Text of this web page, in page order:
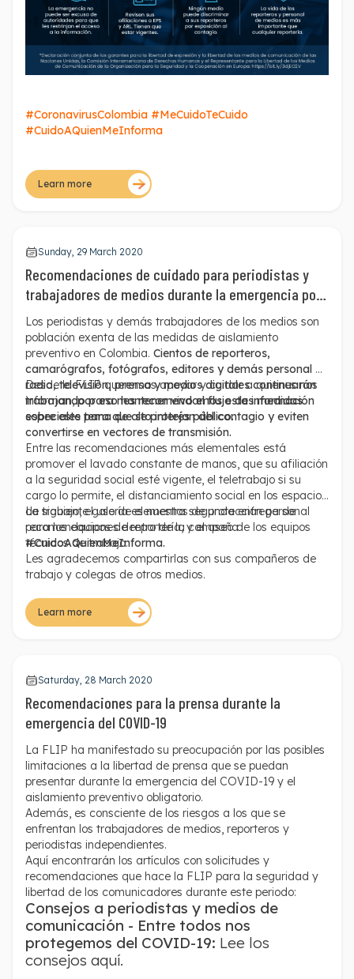
#CoronavirusColombia #MeCuidoTeCuido
#CuidoAQuienMeInforma
Learn more
Sunday, 29 March 2020
Recomendaciones de cuidado para periodistas y
trabajadores de medios durante la emergencia por
COVID-19 - segunda entrega
Los periodistas y demás trabajadores de los medios son
población exenta de las medidas de aislamiento
preventivo en Colombia. Cientos de reporteros,
camarógrafos, fotógrafos, editores y demás personal de
radio, televisión, prensa y medios digitales continuarán
trabajando para mantener vivo el flujo de información
sobre este tema de alto interés público.
Desde la FLIP queremos apoyar y cuidar a quienes nos
informan,por eso les recomendamos estas medidas
especiales para que se protejan del contagio y eviten
convertirse en vectores de transmisión.
Entre las recomendaciones más elementales está
promover el lavado constante de manos, que su afiliación
a la seguridad social esté vigente, el teletrabajo si su
cargo lo permite, el distanciamiento social en los espacios
de trabajo, el uso de elementos de protección personal
para los equipos de reportería, y el aseo de los equipos
técnicos de trabajo.
La siguiente galería es nuestra segunda entrega de
recomendaciones dentro de la campaña
#CuidoAQuienMeInforma.
Les agradecemos compartirlas con sus compañeros de
trabajo y colegas de otros medios.
Learn more
Saturday, 28 March 2020
Recomendaciones para la prensa durante la
emergencia del COVID-19
La FLIP ha manifestado su preocupación por las posibles
limitaciones a la libertad de prensa que se puedan
presentar durante la emergencia del COVID-19 y el
aislamiento preventivo obligatorio.
Además, es consciente de los riesgos a los que se
enfrentan los trabajadores de medios, reporteros y
periodistas independientes.
Aquí encontrarán los artículos con solicitudes y
recomendaciones que hace la FLIP para la seguridad y
libertad de los comunicadores durante este periodo:
Consejos a periodistas y medios de
comunicación - Entre todos nos
protegemos del COVID-19: Lee los
consejos aquí.